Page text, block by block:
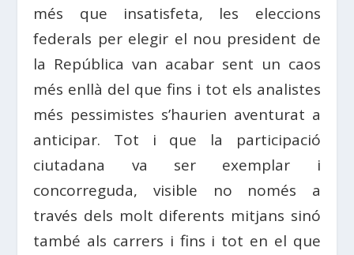
més que insatisfeta, les eleccions
federals per elegir el nou president de
la República van acabar sent un caos
més enllà del que fins i tot els analistes
més pessimistes s’haurien aventurat a
anticipar. Tot i que la participació
ciutadana va ser exemplar i
concorreguda, visible no només a
través dels molt diferents mitjans sinó
també als carrers i fins i tot en el que